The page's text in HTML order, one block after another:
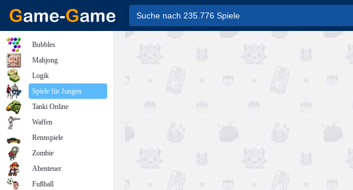
Bubbles
Mahjong
Logik
Spiele für Jungen
Tanki Online
Waffen
Rennspiele
Zombie
Abenteuer
Fußball